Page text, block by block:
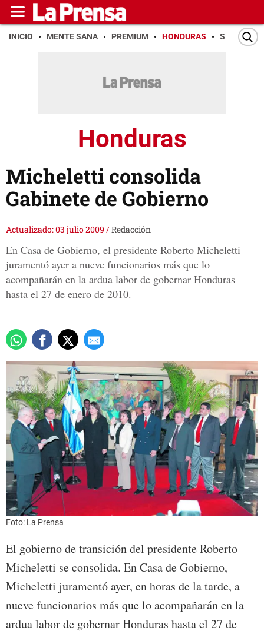
INICIO MENTE SANA PREMIUM HONDURAS SAN PEDRO
Honduras
Micheletti consolida
Gabinete de Gobierno
Actualizado: 03 julio 2009 /Redacción
En Casa de Gobierno, el presidente Roberto Micheletti
juramentó ayer a nueve funcionarios más que lo
acompañarán en la ardua labor de gobernar Honduras
hasta el 27 de enero de 2010.
Foto: La Prensa
El gobierno de transición del presidente Roberto
Micheletti se consolida. En Casa de Gobierno,
Micheletti juramentó ayer, en horas de la tarde, a
nueve funcionarios más que lo acompañarán en la
ardua labor de gobernar Honduras hasta el 27 de